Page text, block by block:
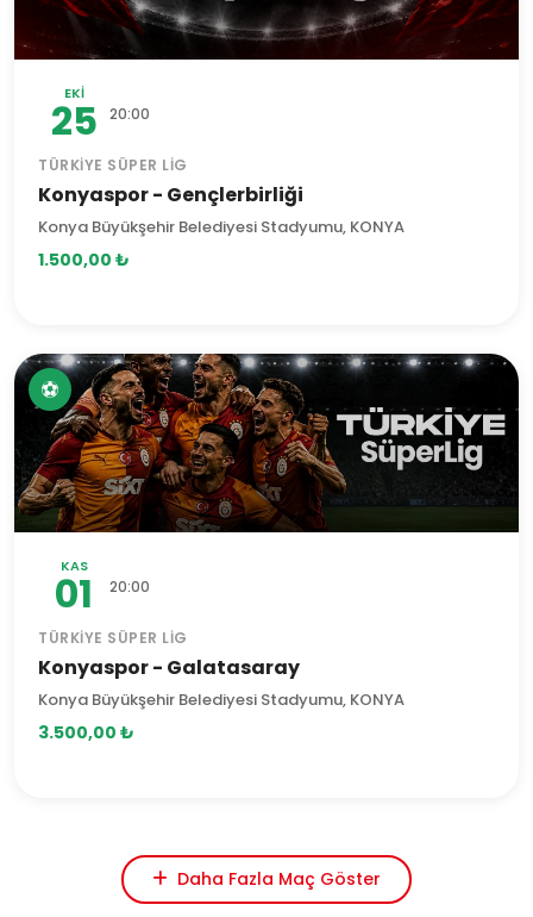
EKI
25 20:00
TÜRKIYE SÜPER LIG
Konyaspor - Gençlerbirliği
Konya Büyükşehir Belediyesi Stadyumu, KONYA
1.500,00 ₺
⚽
KAS
01 20:00
TÜRKIYE SÜPER LIG
Konyaspor - Galatasaray
Konya Büyükşehir Belediyesi Stadyumu, KONYA
3.500,00 ₺
Daha Fazla Maç Göster